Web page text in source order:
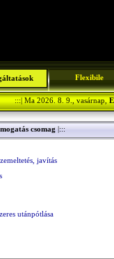
Flexibile
:::| Ma 2026. 8. 9., vasárnap,
csomag |:::
javítás
utánpótlása